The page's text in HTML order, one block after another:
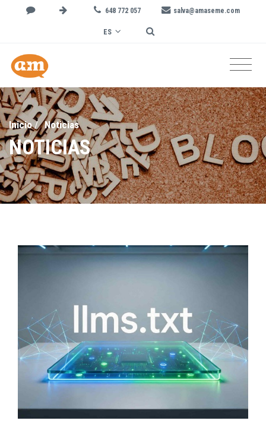
648 772 057 salva@amaseme.com
ES
Inicio / Noticias
NOTICIAS